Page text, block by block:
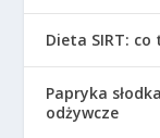
Dieta SIRT:
Papryka
odżywcze